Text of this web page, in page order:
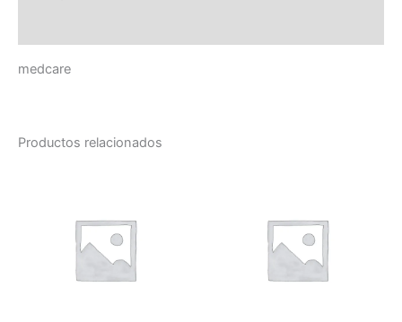
medcare
Productos relacionados